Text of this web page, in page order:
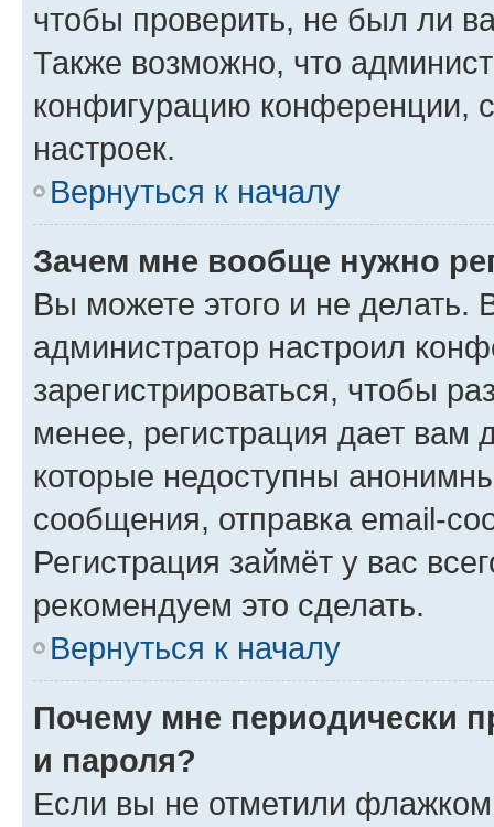
чтобы проверить, не был ли
Также возможно, что
конфигурацию конференции,
настроек.
Вернуться к началу
Зачем мне вообще нужно
Вы можете этого и не делать.
администратор настроил
зарегистрироваться, чтобы
менее, регистрация дает вам
которые недоступны
сообщения, отправка email-
Регистрация займёт у вас
рекомендуем это сделать.
Вернуться к началу
Почему мне периодически
и пароля?
Если вы не отметили